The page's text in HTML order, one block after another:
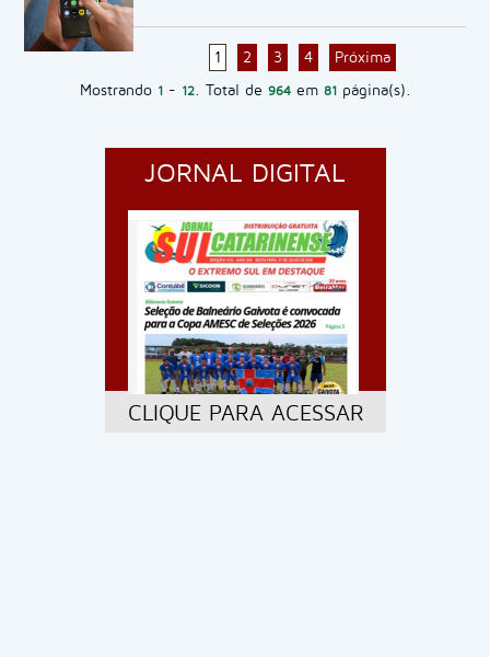
1 2 3 4
Próxima
Mostrando 1- 12. Total de 964em 81página(s).
JORNAL DIGITAL
CLIQUE PARA ACESSAR